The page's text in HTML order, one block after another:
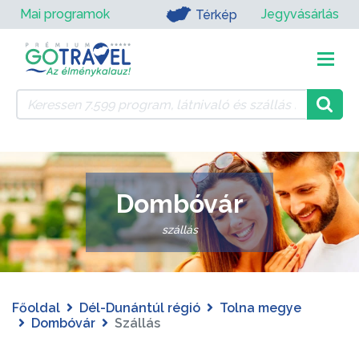
Mai programok Térkép Jegyvásárlás
Dombóvár
szállás
Főoldal Dél-Dunántúl régió
Tolna megye
Dombóvár
Szállás